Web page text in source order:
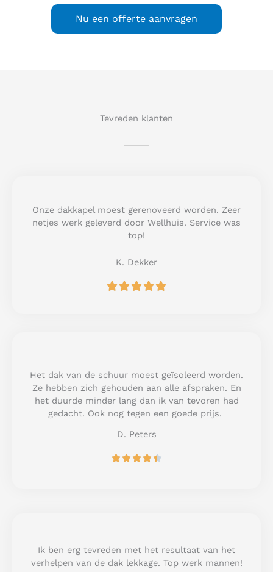
Nu een offerte aanvragen
Tevreden klanten
Onze dakkapel moest gerenoveerd worden. Zeer
netjes werk geleverd door Wellhuis. Service was
top!
K. Dekker
R
u
t
o
f
Het dak van de schuur moest geïsoleerd worden.
Ze hebben zich gehouden aan alle afspraken. En
het duurde minder lang dan ik van tevoren had
gedacht. Ook nog tegen een goede prijs.
D. Peters

Ik ben erg tevreden met het resultaat van het
verhelpen van de dak lekkage. Top werk mannen!